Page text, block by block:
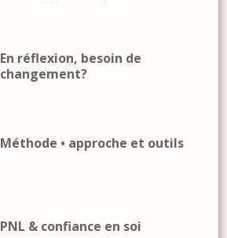
En réflexion, besoin de
changement?
Méthode • approche et outils
PNL & confiance en soi